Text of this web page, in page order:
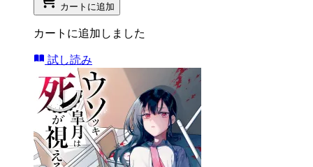
カートに追加
カートに追加しました
試し読み